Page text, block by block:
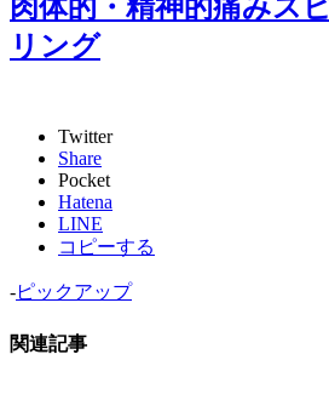
肉体的・精神的痛みス
リング
Twitter
Share
Pocket
Hatena
LINE
コピーする
-ピックアップ
関連記事